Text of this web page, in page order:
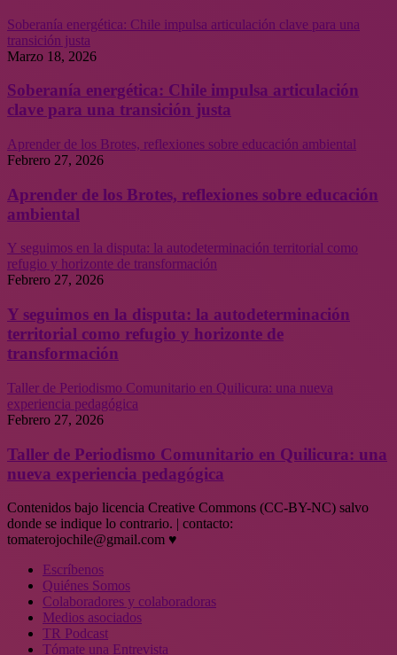
Soberanía energética: Chile impulsa articulación clave para una
transición justa
Marzo 18, 2026
Soberanía energética: Chile impulsa articulación
clave para una transición justa
Aprender de los Brotes, reflexiones sobre educación ambiental
Febrero 27, 2026
Aprender de los Brotes, reflexiones sobre educación
ambiental
Y seguimos en la disputa: la autodeterminación territorial como
refugio y horizonte de transformación
Febrero 27, 2026
Y seguimos en la disputa: la autodeterminación
territorial como refugio y horizonte de
transformación
Taller de Periodismo Comunitario en Quilicura: una nueva
experiencia pedagógica
Febrero 27, 2026
Taller de Periodismo Comunitario en Quilicura: una
nueva experiencia pedagógica
Contenidos bajo licencia Creative Commons (CC-BY-NC) salvo
donde se indique lo contrario. | contacto:
tomaterojochile@gmail.com ♥
Escríbenos
Quiénes Somos
Colaboradores y colaboradoras
Medios asociados
TR Podcast
Tómate una Entrevista